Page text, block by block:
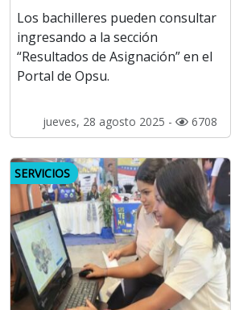
Los bachilleres pueden consultar
ingresando a la sección
“Resultados de Asignación” en el
Portal de Opsu.
jueves, 28 agosto 2025 - 6708
SERVICIOS